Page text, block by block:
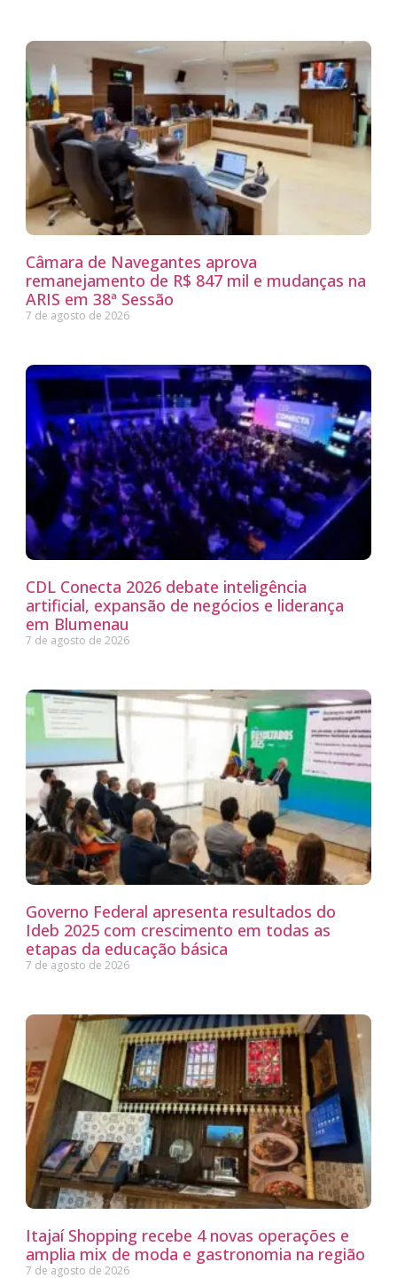
Câmara de Navegantes aprova
remanejamento de R$ 847 mil e mudanças na
ARIS em 38ª Sessão
7 de agosto de 2026
CDL Conecta 2026 debate inteligência
artificial, expansão de negócios e liderança
em Blumenau
7 de agosto de 2026
Governo Federal apresenta resultados do
Ideb 2025 com crescimento em todas as
etapas da educação básica
7 de agosto de 2026
Itajaí Shopping recebe 4 novas operações e
amplia mix de moda e gastronomia na região
7 de agosto de 2026